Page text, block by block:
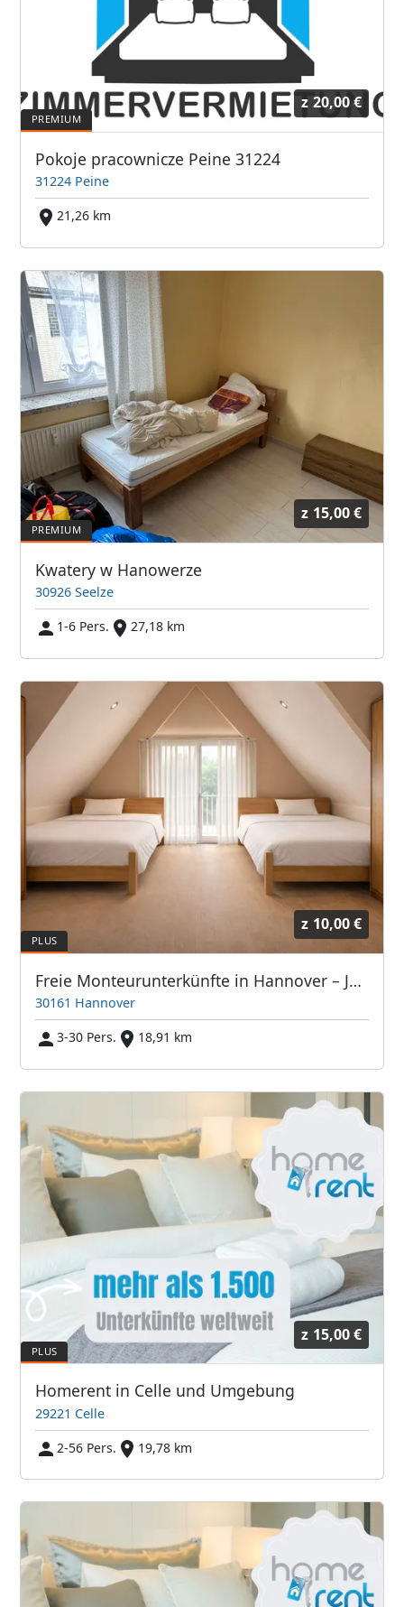
z 20,00 €
Pokoje pracownicze Peine 31224
31224 Peine
21,26 km
z 15,00 €
Kwatery w Hanowerze
30926 Seelze
1-6 Pers.
27,18 km
z 10,00 €
Freie Monteurunterkünfte in Hannover – JETZT anrufen! Wir sprechen auch Polnisch
30161 Hannover
3-30 Pers.
18,91 km
z 15,00 €
Homerent in Celle und Umgebung
29221 Celle
2-56 Pers.
19,78 km